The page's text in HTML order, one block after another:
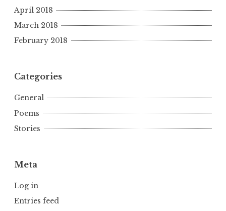
April 2018
March 2018
February 2018
Categories
General
Poems
Stories
Meta
Log in
Entries feed